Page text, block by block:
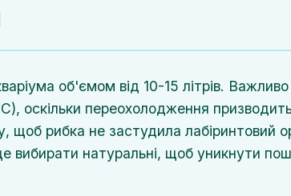
об'ємом від 10-15 літрів.
оскільки переохолодження
щоб рибка не застудила лабіринтовий
вибирати натуральні, щоб уникнути